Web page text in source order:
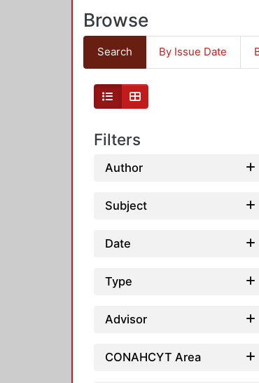
Browse
Search By Issue Date
Filters
Author
Subject
Date
Type
Advisor
CONAHCYT Area